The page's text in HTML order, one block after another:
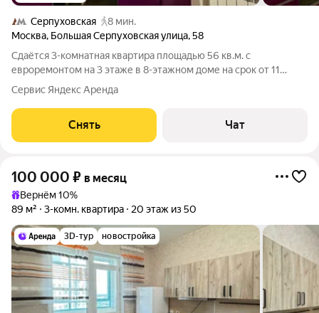
Серпуховская
8 мин.
Москва, Большая Серпуховская улица,58
Сдаётся 3-комнатная квартира площадью 56 кв.м. с
евроремонтом на 3 этаже в 8-этажном доме на срок от 11
месяцев. Из техники есть: Телевизор Духовой шкаф
Стиральная машина Холодильник Посудомоечная машина
Кондиционер Микроволновка Пылесос Дом
Сервис Яндекс Аренда
Снять Чат
100 000 ₽ в месяц
Вернём 10%
89 м²
3-комн. квартира 20 этаж из 50
3D-тур новостройка